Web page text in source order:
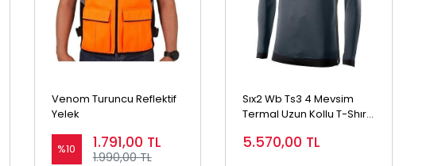
Venom Turuncu Reflektif
Yelek
%10 1.791,00 TL
1.990,00 TL
Sıx2 Wb Ts3 4 Mevsim
Termal Uzun Kollu T-Shırt
5.570,00 TL